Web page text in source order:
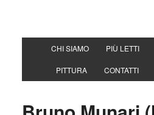
CHI SIAMO PIÙ LETTI
PITTURA CONTATTI